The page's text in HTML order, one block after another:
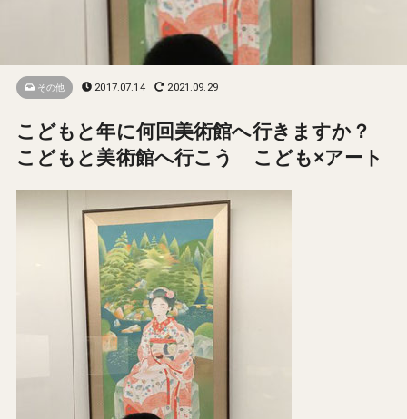
その他 2017.07.14 2021.09.29
こどもと年に何回美術館へ行きますか？
こどもと美術館へ行こう こども×アート